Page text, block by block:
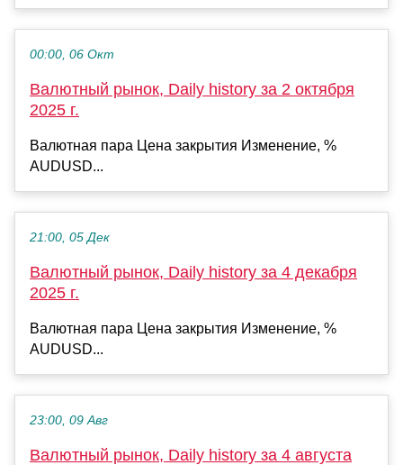
00:00, 06 Окт
Валютный рынок, Daily history за 2 октября
2025 г.
Валютная пара Цена закрытия Изменение, %
AUDUSD...
21:00, 05 Дек
Валютный рынок, Daily history за 4 декабря
2025 г.
Валютная пара Цена закрытия Изменение, %
AUDUSD...
23:00, 09 Авг
Валютный рынок, Daily history за 4 августа